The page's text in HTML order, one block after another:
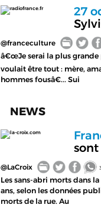
radiofrance.fr 27
@franceculture
â€œJe serai la plus grande
voulait être tout : mère,
hommes fousâ€... Sui
NEWS
la-croix.com
sont
@LaCroix
Les sans-abri morts dans
ans, selon les données
morts de la rue. Au